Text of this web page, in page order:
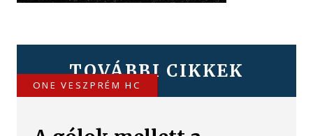
TOVÁBBI CIKKEK
ONE VESZPRÉM HC